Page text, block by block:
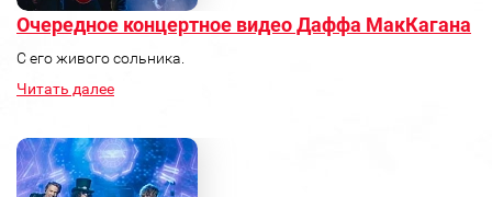
Очередное концертное видео Даффа МакКагана
C его живого сольника.
Читать далее